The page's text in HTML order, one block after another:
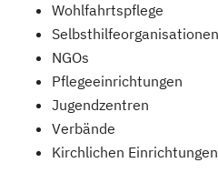
Wohlfahrtspflege
Selbsthilfeorganisationen
NGOs
Pflegeeinrichtungen
Jugendzentren
Verbände
Kirchlichen Einrichtungen